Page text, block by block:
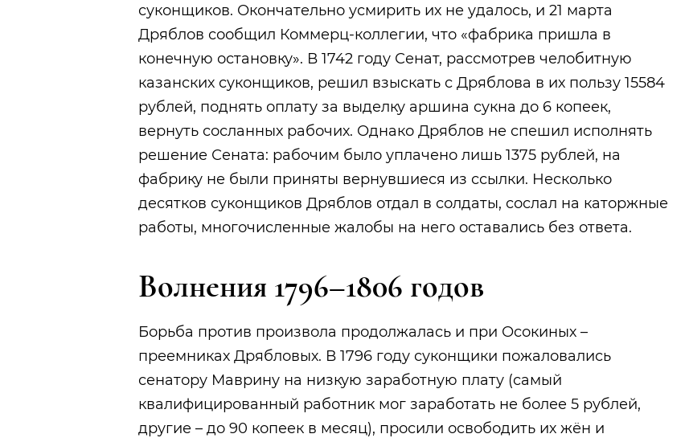
суконщиков. Окончательно усмирить их не удалось, и 21 марта
Дряблов сообщил Коммерц-коллегии, что «фабрика пришла в
конечную остановку». В 1742 году Сенат, рассмотрев челобитную
казанских суконщиков, решил взыскать с Дряблова в их пользу 15584
рублей, поднять оплату за выделку аршина сукна до 6 копеек,
вернуть сосланных рабочих. Однако Дряблов не спешил исполнять
решение Сената: рабочим было уплачено лишь 1375 рублей, на
фабрику не были приняты вернувшиеся из ссылки. Несколько
десятков суконщиков Дряблов отдал в солдаты, сослал на каторжные
работы, многочисленные жалобы на него оставались без ответа.
Волнения 1796–1806 годов
Борьба против произвола продолжалась и при Осокиных –
преемниках Дрябловых. В 1796 году суконщики пожаловались
сенатору Маврину на низкую заработную плату (самый
квалифицированный работник мог заработать не более 5 рублей,
другие – до 90 копеек в месяц), просили освободить их жён и